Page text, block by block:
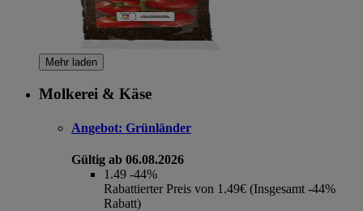
Mehr laden
Molkerei & Käse
Angebot: Grünländer
Gültig ab 06.08.2026
1.49 -44%
Rabattierter Preis von 1.49€ (Insgesamt -44%
Rabatt)